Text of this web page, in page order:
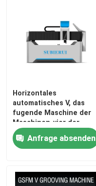
Horizontales
automatisches V, das
fugende Maschine der
Maschinen-vier der
Seiten-V für Kasten-
Zwischenwand fugt
Anfrage absenden